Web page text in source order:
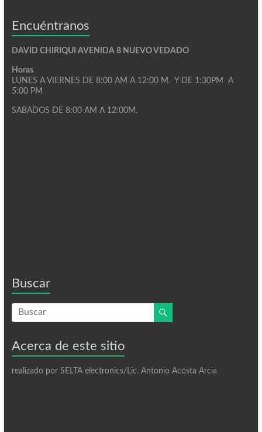
Encuéntranos
DAVID CHIRIQUI AVENIDA 8 NUEVO VEDADO
Horas
LUNES A VIERNES DE 8:00 AM A 12:00 M. Y DE 1:30PM A
5:00 PM
SABADOS DE 8:00 AM A 12:00M.
Buscar
Acerca de este sitio
realizado por SELTA electronics/Lic. Antonio Acosta Arcia